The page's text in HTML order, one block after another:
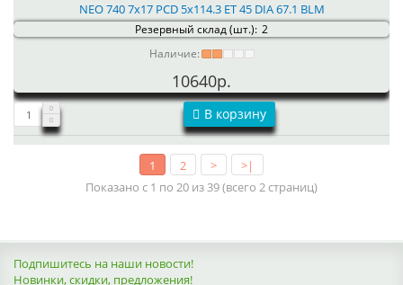
NEO 740 7x17 PCD 5x114.3 ET 45 DIA 67.1 BLM
Резервный склад (шт.): 2
Наличие:
10640р.
В корзину
1 2 >
>|
Показано с 1 по 20 из 39 (всего 2 страниц)
Подпишитесь на наши новости!
Новинки, скидки, предложения!